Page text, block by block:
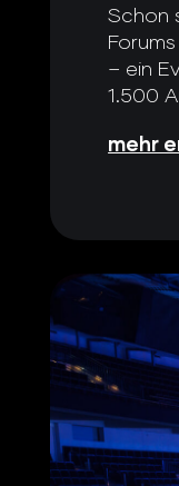
Schon
– ein
1.500
mehr